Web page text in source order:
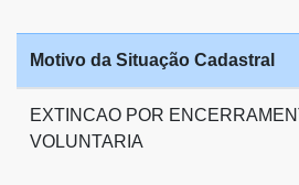
Motivo da Situação Cadastral
EXTINCAO POR
VOLUNTARIA